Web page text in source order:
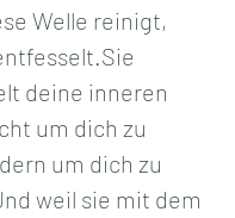
Welle reinigt,
deine inneren
um dich zu
um dich zu
weil sie mit dem